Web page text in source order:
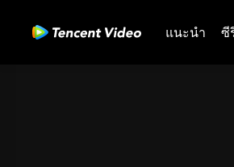
แนะนำ ซี